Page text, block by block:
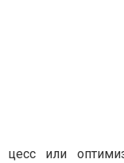
цесс или